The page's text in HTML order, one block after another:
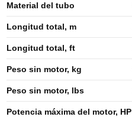
Material del tubo
Longitud total, m
Longitud total, ft
Peso sin motor, kg
Peso sin motor, lbs
Potencia máxima del motor, HP